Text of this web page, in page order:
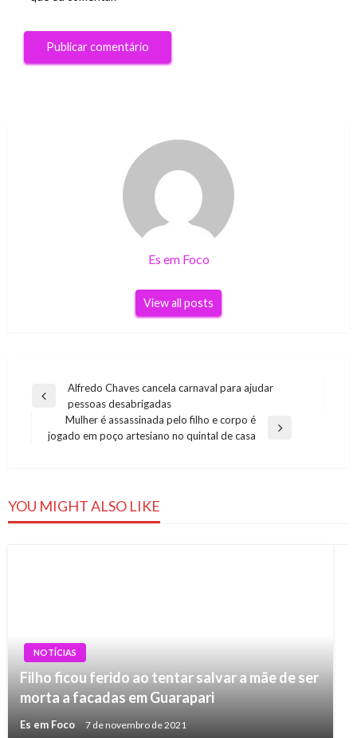
Es em Foco
View all posts
Navegação
Post
Previous
Alfredo Chaves cancela carnaval para ajudar
pessoas desabrigadas
Next
Mulher é assassinada pelo filho e corpo é
jogado em poço artesiano no quintal de casa
YOU MIGHT ALSO LIKE
NOTÍCIAS
Filho ficou ferido ao tentar salvar a mãe de ser
morta a facadas em Guarapari
Es em Foco 7 de novembro de 2021